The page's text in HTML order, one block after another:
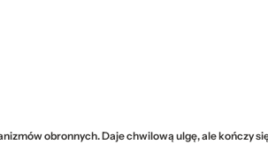
obronnych. Daje chwilową ulgę, ale kończy